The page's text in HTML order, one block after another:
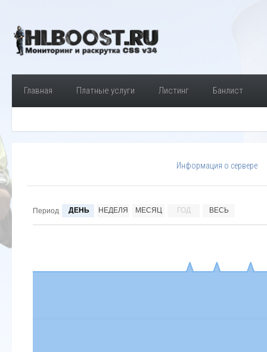
Главная Платные услуги Листинг Банлист
Информация о сервере
Период ДЕНЬ НЕДЕЛЯ МЕСЯЦ ГОД ВЕСЬ